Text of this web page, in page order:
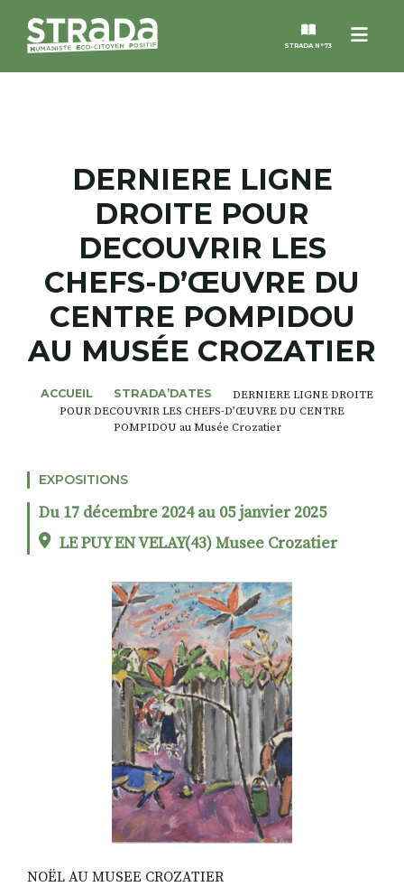
Menu
STRADA N°73
MAGAZINES
NOS THÈMES
STRADA’DATES
ALTER STRADA
RECHERCHER
DERNIERE LIGNE
DROITE POUR
DECOUVRIR LES
CHEFS-D’ŒUVRE DU
CENTRE POMPIDOU
AU MUSÉE CROZATIER
ACCUEIL STRADA’DATES
DERNIERE LIGNE DROITE
POUR DECOUVRIR LES CHEFS-D’ŒUVRE DU CENTRE
POMPIDOU au Musée Crozatier
EXPOSITIONS
Du 17 décembre 2024 au 05 janvier 2025
LE PUY EN VELAY(43) Musee Crozatier
NOËL AU MUSEE CROZATIER